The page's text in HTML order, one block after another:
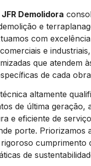
JFR Demolidora
e
com
e
que atendem
de cada
altamente
de última geração,
e eficiente de
porte. Priorizamos
cumprimento
de